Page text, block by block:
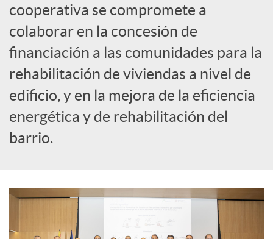
a
l
e
s
cooperativa se compromete a
colaborar en la concesión de
financiación a las comunidades para la
rehabilitación de viviendas a nivel de
edificio, y en la mejora de la eficiencia
energética y de rehabilitación del
barrio.